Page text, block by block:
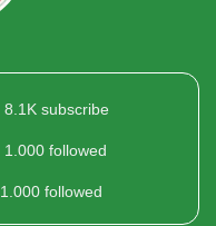
8.1K subscribe
1.000 followed
1.000 followed